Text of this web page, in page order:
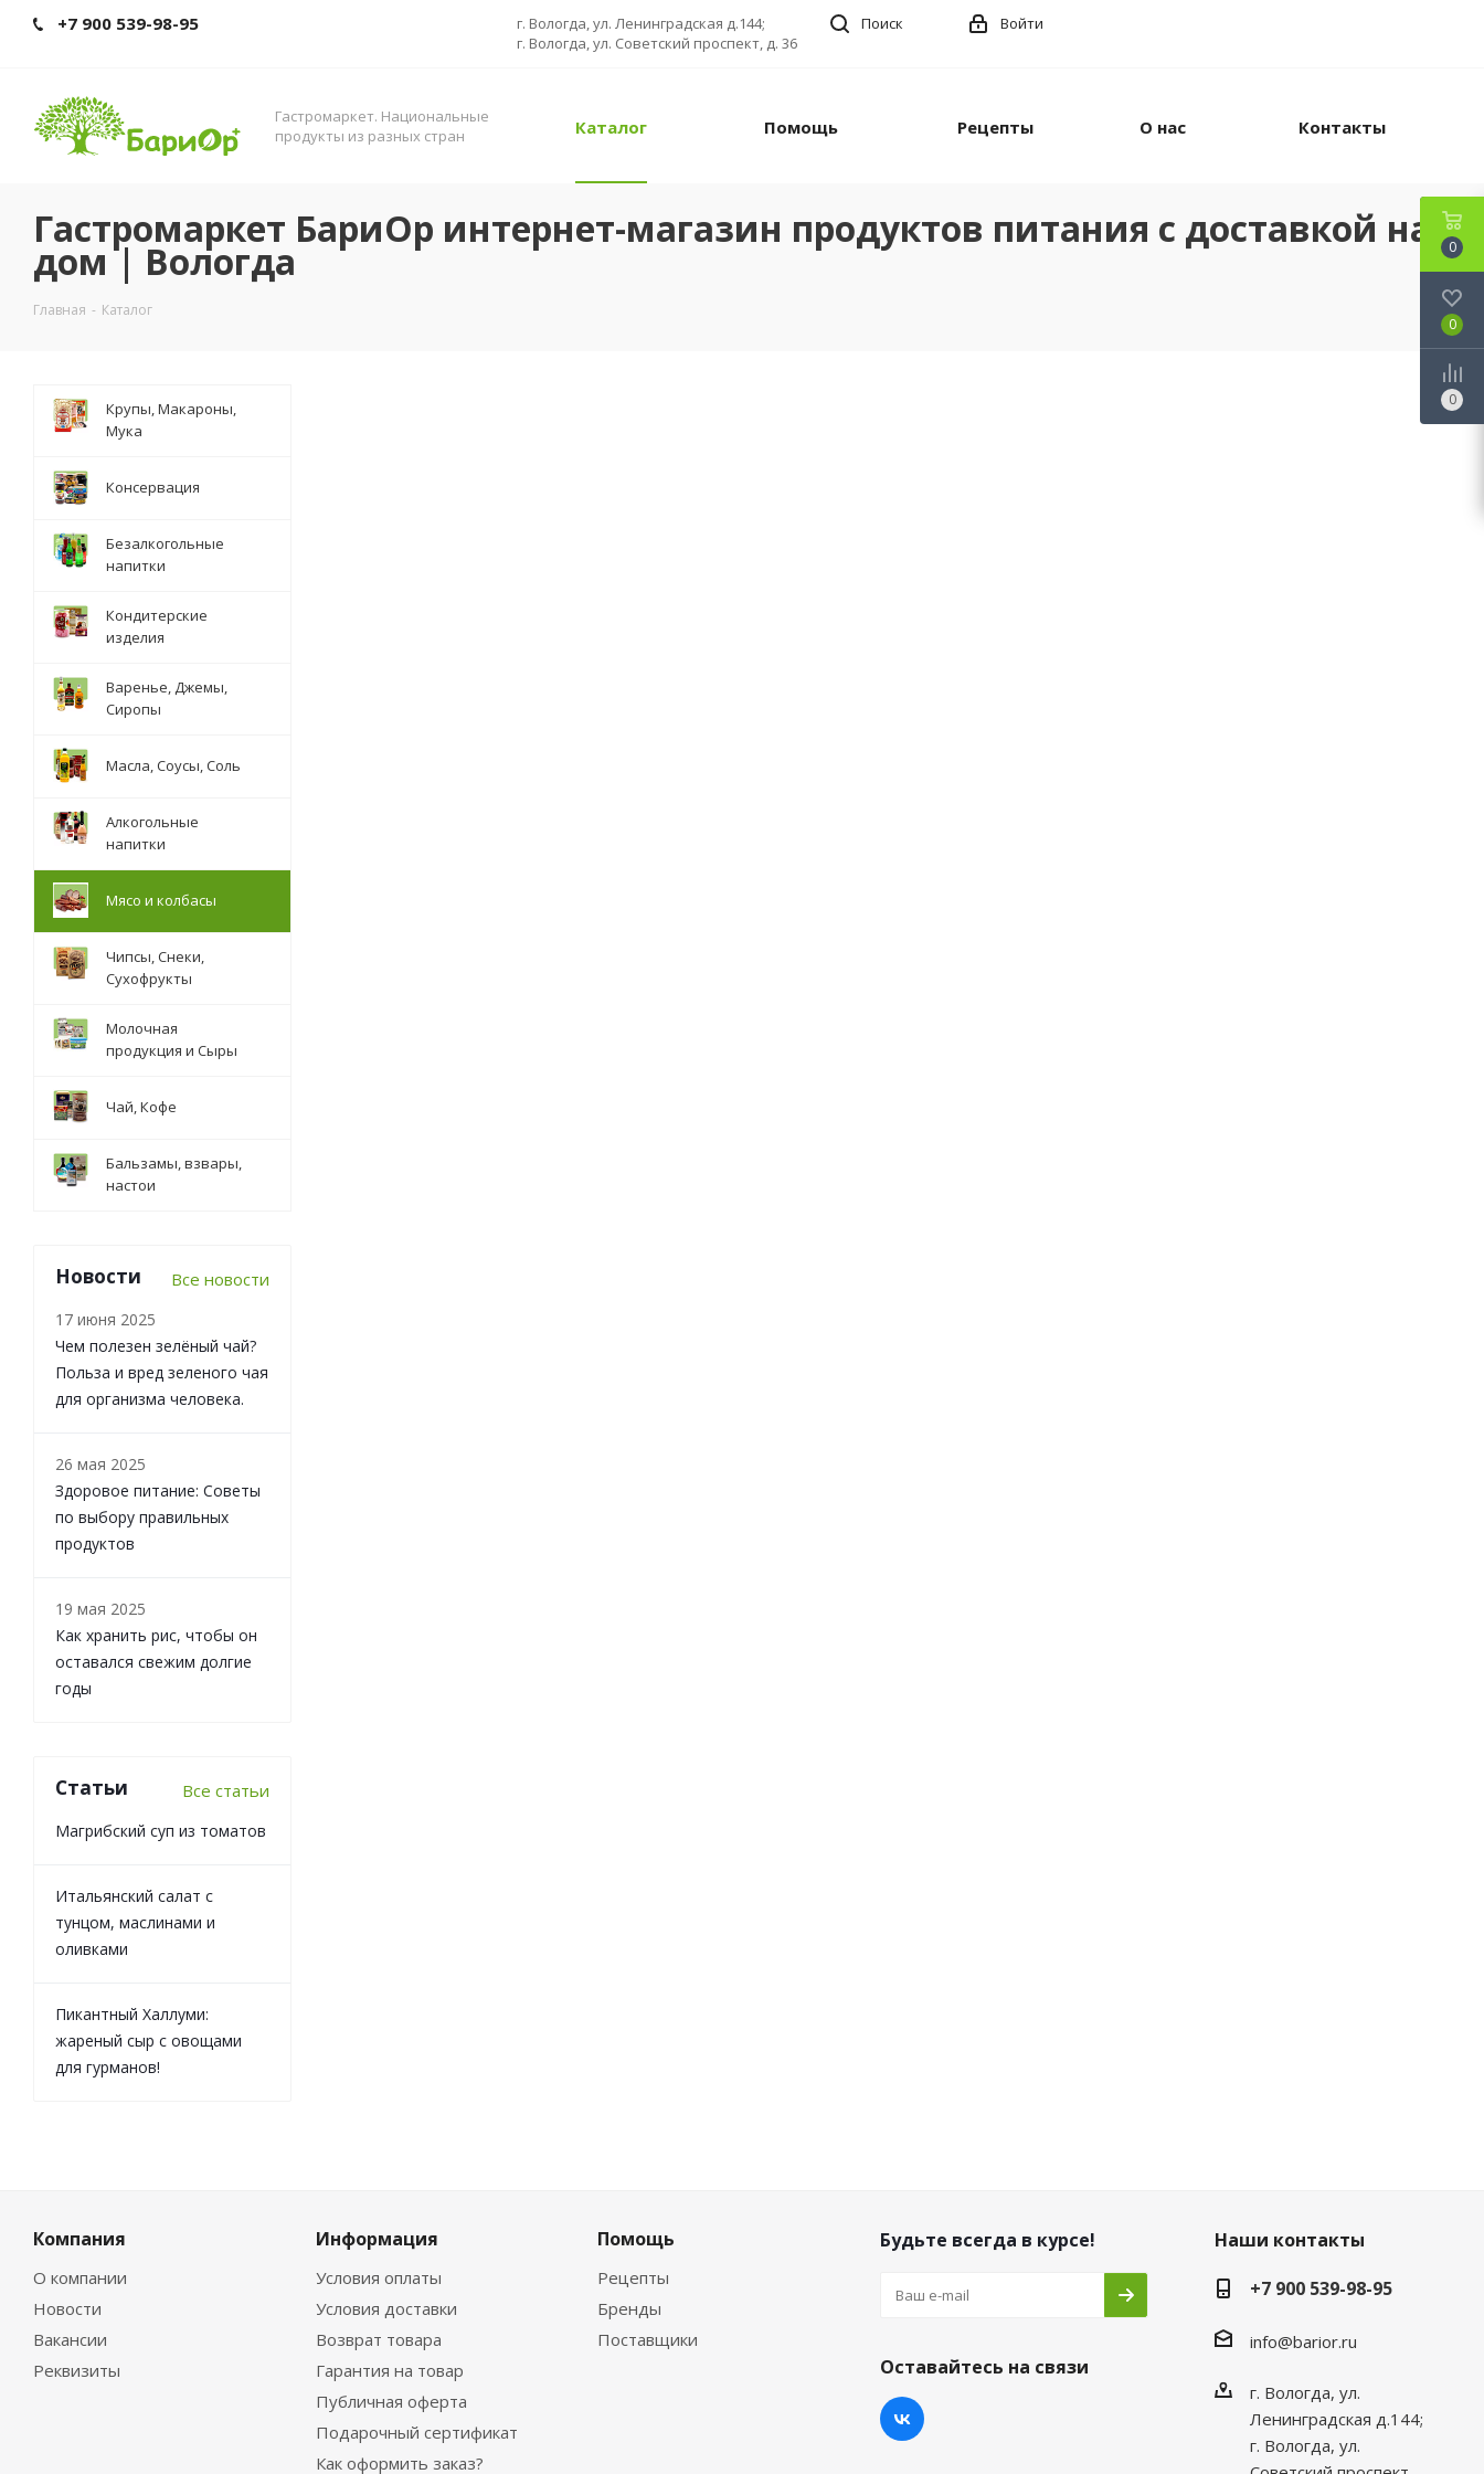
+7 900 539-98-95
г. Вологда, ул. Ленинградская д.144;
г. Вологда, ул. Советский проспект, д. 36
Поиск Войти
Гастромаркет. Нациoнальные
прoдукты из разных стран
Каталог Помощь Рецепты О нас Контакты
Гастромаркет БариОр интернет-магазин продуктов питания с доставкой на
дом | Вологда
Главная - Каталог
Крупы, Макароны,
Мука
Консервация
Безалкогольные
напитки
Кондитерские
изделия
Варенье, Джемы,
Сиропы
Масла, Соусы, Соль
Алкогольные
напитки
Мясо и колбасы
Чипсы, Снеки,
Сухофрукты
Молочная
продукция и Сыры
Чай, Кофе
Бальзамы, взвары,
настои
Новости Все новости
17 июня 2025
Чем полезен зелёный чай?
Польза и вред зеленого чая
для организма человека.
26 мая 2025
Здоровое питание: Советы
по выбору правильных
продуктов
19 мая 2025
Как хранить рис, чтобы он
оставался свежим долгие
годы
Статьи Все статьи
Магрибский суп из томатов
Итальянский салат с
тунцом, маслинами и
оливками
Пикантный Халлуми:
жареный сыр с овощами
для гурманов!
Компания
О компании
Новости
Вакансии
Реквизиты
Информация
Условия оплаты
Условия доставки
Возврат товара
Гарантия на товар
Публичная оферта
Подарочный сертификат
Как оформить заказ?
Помощь
Рецепты
Бренды
Поставщики
Будьте всегда в курсе!
Оставайтесь на связи
Наши контакты
+7 900 539-98-95
info@barior.ru
г. Вологда, ул.
Ленинградская д.144;
г. Вологда, ул.
0
0
0